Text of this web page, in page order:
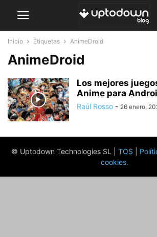
Inicio Etiquetas AnimeDroid
AnimeDroid
Los mejores
Anime para
Raúl Rosso - 26 enero,
© Uptodown Technologies SL | TOS
cookies.